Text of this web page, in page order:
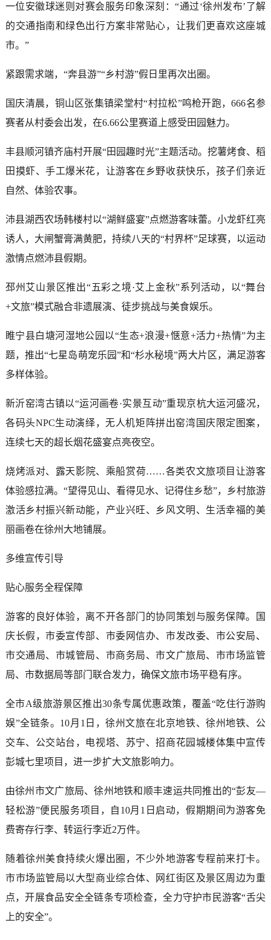
一位安徽球迷则对赛会服务印象深刻：“通过‘徐州发布’了解
的交通指南和绿色出行方案非常贴心，让我们更喜欢这座城
市。”
紧跟需求端，“奔县游”“乡村游”假日里再次出圈。
国庆清晨，铜山区张集镇梁堂村“村拉松”鸣枪开跑，666名参
赛者从村委会出发，在6.66公里赛道上感受田园魅力。
丰县顺河镇齐庙村开展“田园趣时光”主题活动。挖薯烤食、稻
田摸虾、手工爆米花，让游客在乡野收获快乐，孩子们亲近
自然、体验农事。
沛县湖西农场韩楼村以“湖鲜盛宴”点燃游客味蕾。小龙虾红亮
诱人，大闸蟹膏满黄肥，持续八天的“村界杯”足球赛，以运动
激情点燃沛县假期。
邳州艾山景区推出“五彩之境·艾上金秋”系列活动，以“舞台
+文旅”模式融合非遗展演、徒步挑战与美食娱乐。
睢宁县白塘河湿地公园以“生态+浪漫+惬意+活力+热情”为主
题，推出“七星岛萌宠乐园”和“杉水秘境”两大片区，满足游客
多样体验。
新沂窑湾古镇以“运河画卷·实景互动”重现京杭大运河盛况，
各码头NPC生动演绎，无人机矩阵拼出窑湾国庆限定图案，
连续七天的超长烟花盛宴点亮夜空。
烧烤派对、露天影院、乘船赏荷……各类农文旅项目让游客
体验感拉满。“望得见山、看得见水、记得住乡愁”，乡村旅游
激活乡村振兴新动能，产业兴旺、乡风文明、生活幸福的美
丽画卷在徐州大地铺展。
多维宣传引导
贴心服务全程保障
游客的良好体验，离不开各部门的协同策划与服务保障。国
庆长假，市委宣传部、市委网信办、市发改委、市公安局、
市交通局、市城管局、市商务局、市文广旅局、市市场监管
局、市数据局等部门联合发力，确保文旅市场平稳有序。
全市A级旅游景区推出30条专属优惠政策，覆盖“吃住行游购
娱”全链条。10月1日，徐州文旅在北京地铁、徐州地铁、公
交车、公交站台，电视塔、苏宁、招商花园城楼体集中宣传
彭城七里项目，进一步扩大文旅影响力。
由徐州市文广旅局、徐州地铁和顺丰速运共同推出的“彭友—
轻松游”便民服务项目，自10月1日启动，假期期间为游客免
费寄存行李、转运行李近2万件。
随着徐州美食持续火爆出圈，不少外地游客专程前来打卡。
市市场监管局以大型商业综合体、网红街区及景区周边为重
点，开展食品安全全链条专项检查，全力守护市民游客“舌尖
上的安全”。